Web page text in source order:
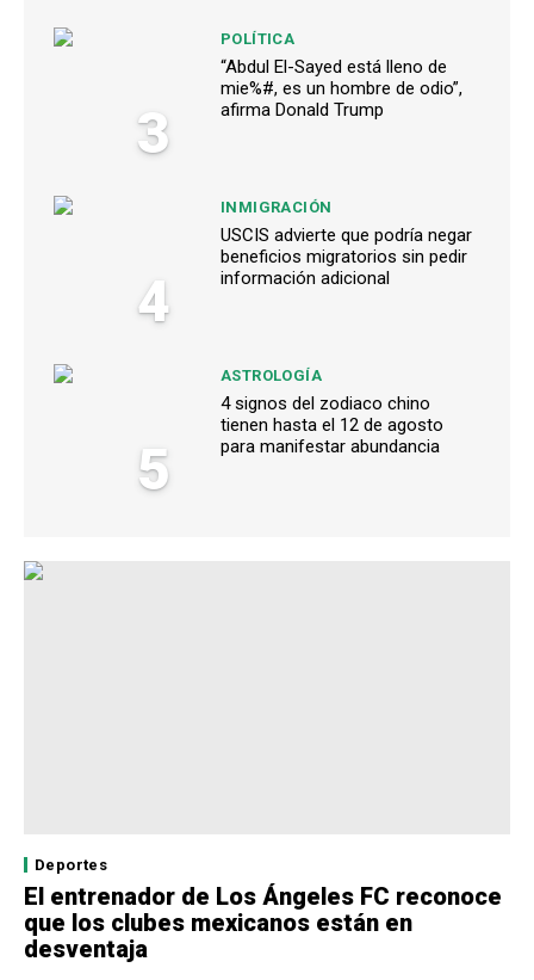
3
POLÍTICA
“Abdul El-Sayed está lleno de
mie%#, es un hombre de odio”,
afirma Donald Trump
4
INMIGRACIÓN
USCIS advierte que podría negar
beneficios migratorios sin pedir
información adicional
5
ASTROLOGÍA
4 signos del zodiaco chino
tienen hasta el 12 de agosto
para manifestar abundancia
Deportes
El entrenador de Los Ángeles FC reconoce
que los clubes mexicanos están en
desventaja